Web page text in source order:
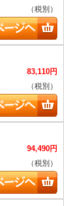
（税別）
83,110円
（税別）
94,490円
（税別）